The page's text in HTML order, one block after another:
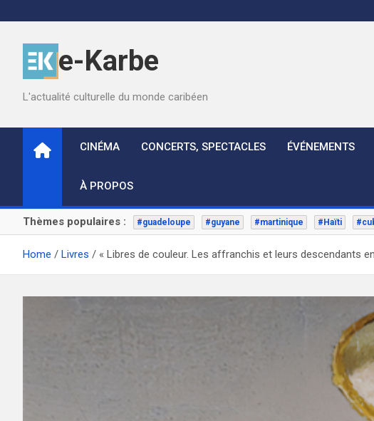
to
content
e-Karbe
L'actualité culturelle du monde caribéen
CINÉMA CONCERTS, SPECTACLES ÉVÉNEMENTS
À PROPOS
Thèmes populaires : #guadeloupe #guyane #martinique #Haïti
Home Livres « Libres de couleur. Les affranchis et leurs descendants